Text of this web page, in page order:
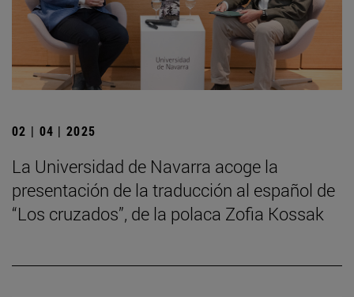
02 | 04 | 2025
La Universidad de Navarra acoge la
presentación de la traducción al español de
“Los cruzados”, de la polaca Zofia Kossak